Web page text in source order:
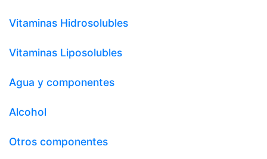
Vitaminas Hidrosolubles
Vitaminas Liposolubles
Agua y componentes
Alcohol
Otros componentes